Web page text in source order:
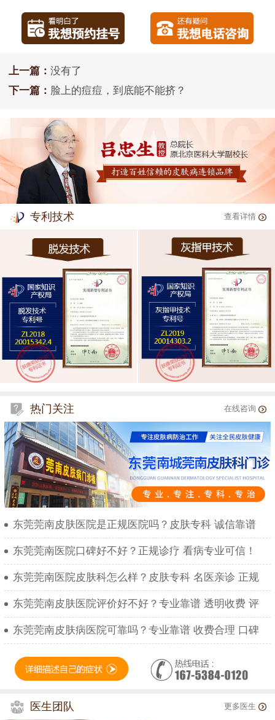
上一篇： 没有了
下一篇： 脸上的痘痘，到底能不能挤？
专利技术 查看详情
热门关注 在线咨询
东莞莞南皮肤医院是正规医院吗？皮肤专科 诚信靠谱
东莞莞南医院口碑好不好？正规诊疗 看病专业可信！
东莞莞南医院皮肤科怎么样？皮肤专科 名医亲诊 正规
东莞莞南皮肤医院评价好不好？专业靠谱 透明收费 评
东莞莞南皮肤病医院可靠吗？专业靠谱 收费合理 口碑
医生团队 更多医生